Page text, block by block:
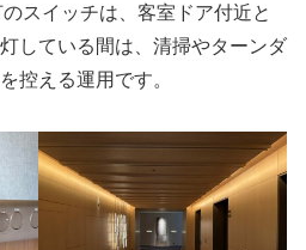
スイッチは、客室ドア付近と
している間は、清掃やターンダ
控える運用です。